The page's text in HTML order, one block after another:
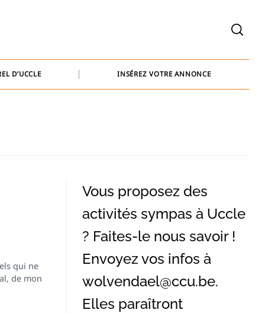
D’UCCLE INSÉREZ VOTRE ANNONCE
bernard@baammedia.be
jennifer@baammedia.be
qui ne
de mon
Vous proposez des
activités sympas à Uccle
? Faites-le nous savoir !
Envoyez vos infos à
wolvendael@ccu.be.
Elles paraîtront